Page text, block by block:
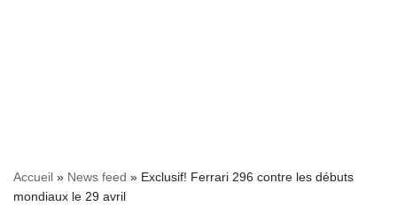
Accueil » News feed » Exclusif! Ferrari 296 contre les débuts
mondiaux le 29 avril